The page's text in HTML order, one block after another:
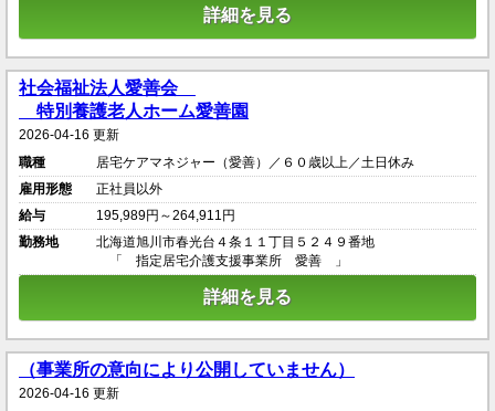
詳細を見る
社会福祉法人愛善会
特別養護老人ホーム愛善園
2026-04-16 更新
職種
居宅ケアマネジャー（愛善）／６０歳以上／土日休み
雇用形態
正社員以外
給与
195,989円～264,911円
勤務地
北海道旭川市春光台４条１１丁目５２４９番地
「 指定居宅介護支援事業所 愛善 」
詳細を見る
（事業所の意向により公開していません）
2026-04-16 更新